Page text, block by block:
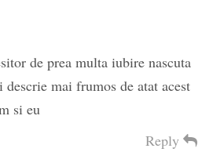
de prea multa iubire nascuta
mai frumos de atat acest
si eu
Reply